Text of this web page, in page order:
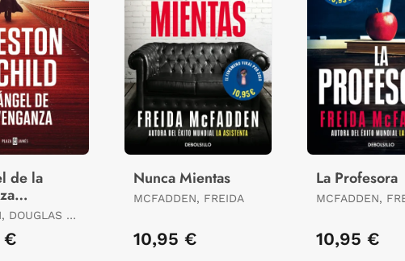
de la
22)
DOUGLAS /
€
Nunca Mientas
MCFADDEN, FREIDA
10,95 €
La Profesora
MCFADDEN,
10,95 €